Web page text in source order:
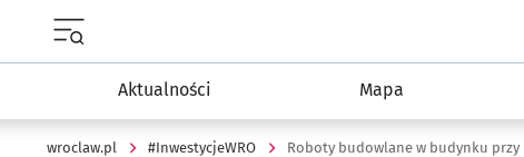
Aktualności Mapa
wroclaw.pl #InwestycjeWRO Roboty budowlane w budynku